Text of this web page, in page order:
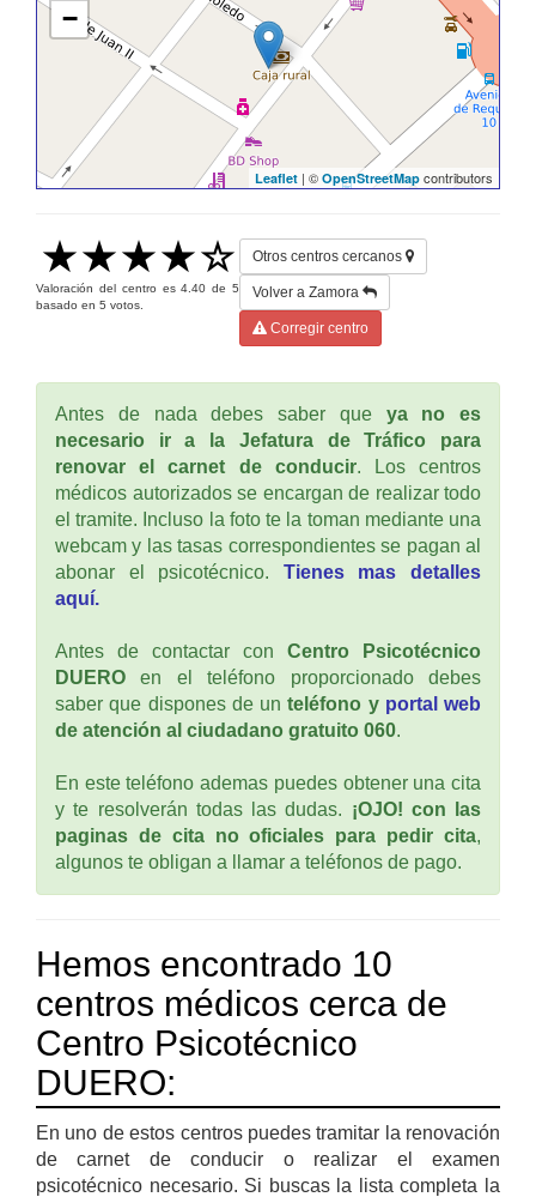
−
Leaflet | © OpenStreetMap contributors
Valoración del centro es4.40 de5
basado en 5 votos.
Otros centros cercanos
Volver a Zamora
Corregir centro
Antes de nada debes saber que ya no es
necesario ir a la Jefatura de Tráfico para
renovar el carnet de conducir. Los centros
médicos autorizados se encargan de realizar todo
el tramite. Incluso la foto te la toman mediante una
webcam y las tasas correspondientes se pagan al
abonar el psicotécnico. Tienes mas detalles
aquí.
Antes de contactar con Centro Psicotécnico
DUERO en el teléfono proporcionado debes
saber que dispones de unteléfono y portal web
de atención al ciudadano gratuito 060.
En este teléfono ademas puedes obtener una cita
y te resolverán todas las dudas. ¡OJO! con las
paginas de cita no oficiales para pedir cita,
algunos te obligan a llamar a teléfonos de pago.
Hemos encontrado 10
centros médicos cerca de
Centro Psicotécnico
DUERO:
En uno de estos centros puedes tramitar la renovación
de carnet de conducir o realizar el examen
psicotécnico necesario. Si buscas la lista completa la